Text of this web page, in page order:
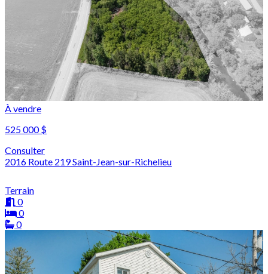
À vendre
525 000 $
Consulter
2016 Route 219 Saint-Jean-sur-Richelieu
Terrain
0
0
0